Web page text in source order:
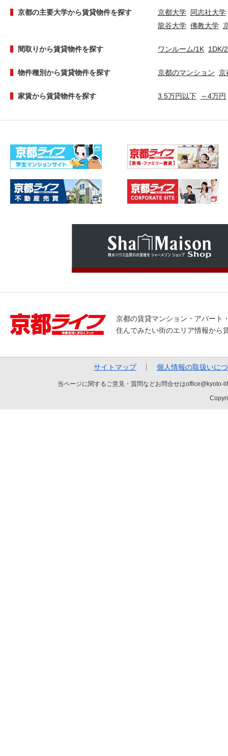
京都の主要大学から賃貸物件を探す 京都大学 同志社大学
龍谷大学 佛教大学
間取りから賃貸物件を探す ワンルーム/1K 1DK/
物件種別から賃貸物件を探す 京都のマンション 京
家賃から賃貸物件を探す 3.5万円以下 ～4万円
京都の賃貸マンション・アパート
住んでみたい街のエリア情報から
サイトマップ 個人情報の取扱いに
当ページに関するご意見・質問などお問合せは